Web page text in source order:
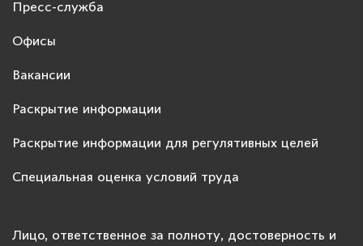
Пресс-служба
Офисы
Вакансии
Раскрытие информации
Раскрытие информации для регулятивных целей
Специальная оценка условий труда
Лицо, ответственное за полноту, достоверность и